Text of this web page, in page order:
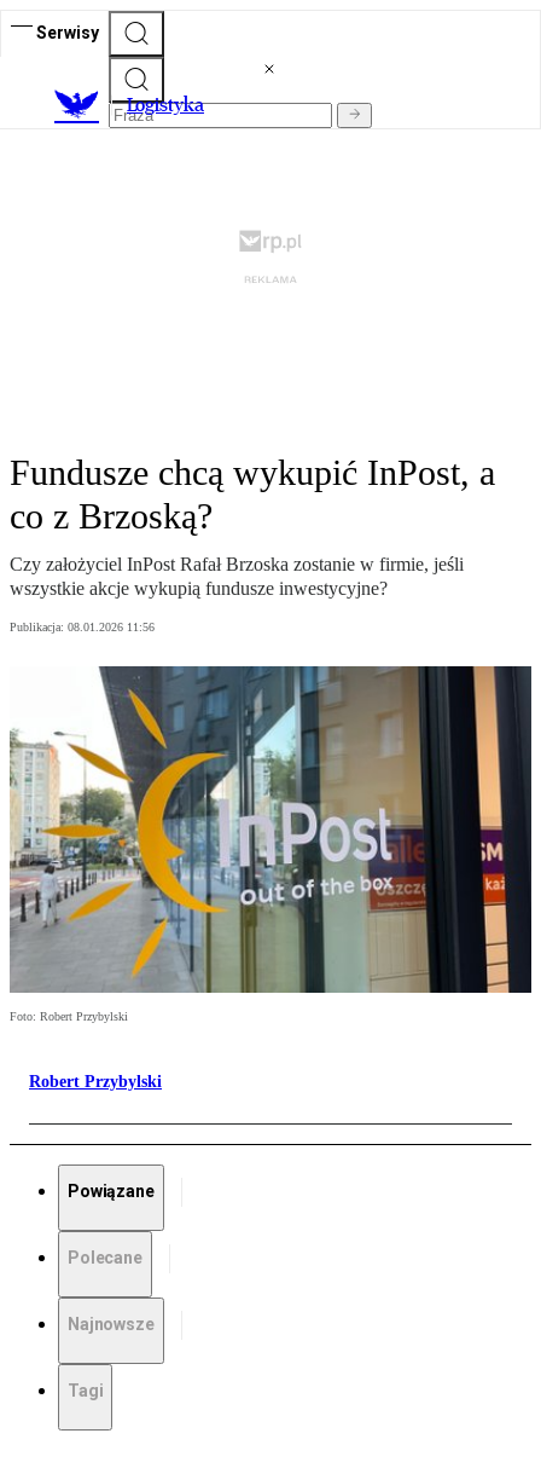
Serwisy
Logistyka
Fundusze chcą wykupić InPost, a
co z Brzoską?
Czy założyciel InPost Rafał Brzoska zostanie w firmie, jeśli
wszystkie akcje wykupią fundusze inwestycyjne?
Publikacja: 08.01.2026 11:56
Foto: Robert Przybylski
Robert Przybylski
Powiązane
Polecane
Najnowsze
Tagi